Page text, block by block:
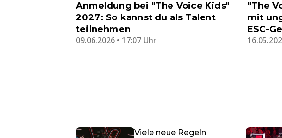
Anmeldung bei "The Voice Kids"
2027: So kannst du als Talent
teilnehmen
09.06.2026 • 17:07 Uhr
"The
mit
ESC-
Viele neue Regeln